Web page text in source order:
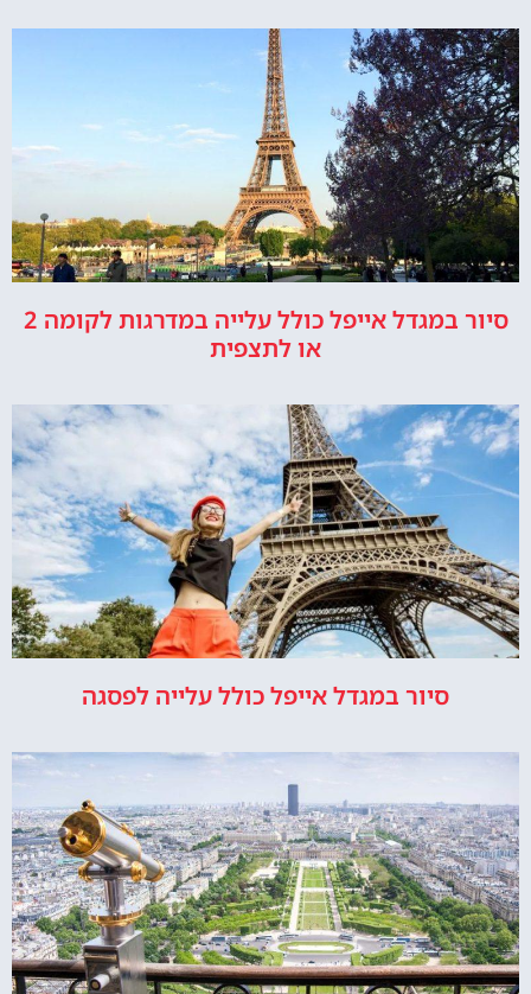
סיור במגדל אייפל כולל עלייה במדרגות לקומה 2
או לתצפית
סיור במגדל אייפל כולל עלייה לפסגה